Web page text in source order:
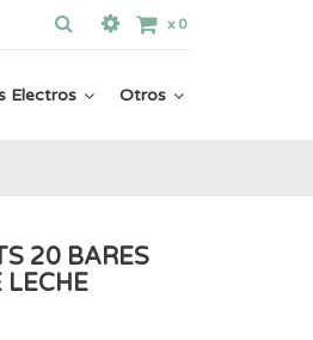
x 0
Electros Otros
20 BARES